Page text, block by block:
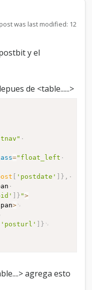
was last modified: 12
y el
de <table......>
="float_left
[ 'postdate' ] } ,
] } ">
>
'posturl' ] }
agrega esto